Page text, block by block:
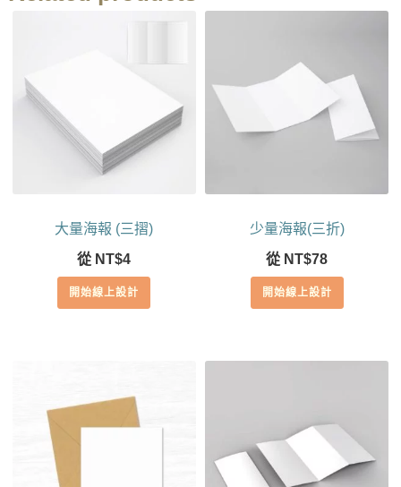
大量海報 (三摺)
從 NT$4
開始線上設計
少量海報(三折)
從 NT$78
開始線上設計